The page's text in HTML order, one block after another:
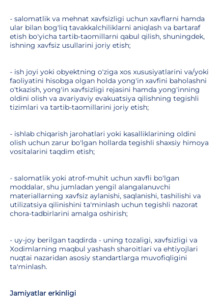
- salomatlik va mehnat xavfsizligi uchun xavflarni hamda
ular bilan bog'liq tavakkalchiliklarni aniqlash va bartaraf
etish bo'yicha tartib-taomillarni qabul qilish, shuningdek,
ishning xavfsiz usullarini joriy etish;
- ish joyi yoki obyektning o'ziga xos xususiyatlarini va/yoki
faoliyatini hisobga olgan holda yong'in xavfini baholashni
o'tkazish, yong'in xavfsizligi rejasini hamda yong'inning
oldini olish va avariyaviy evakuatsiya qilishning tegishli
tizimlari va tartib-taomillarini joriy etish;
- ishlab chiqarish jarohatlari yoki kasalliklarining oldini
olish uchun zarur bo'lgan hollarda tegishli shaxsiy himoya
vositalarini taqdim etish;
- salomatlik yoki atrof-muhit uchun xavfli bo'lgan
moddalar, shu jumladan yengil alangalanuvchi
materiallarning xavfsiz aylanishi, saqlanishi, tashilishi va
utilizatsiya qilinishini ta'minlash uchun tegishli nazorat
chora-tadbirlarini amalga oshirish;
- uy-joy berilgan taqdirda - uning tozaligi, xavfsizligi va
Xodimlarning maqbul yashash sharoitlari va ehtiyojlari
nuqtai nazaridan asosiy standartlarga muvofiqligini
ta'minlash.
Jamiyatlar erkinligi